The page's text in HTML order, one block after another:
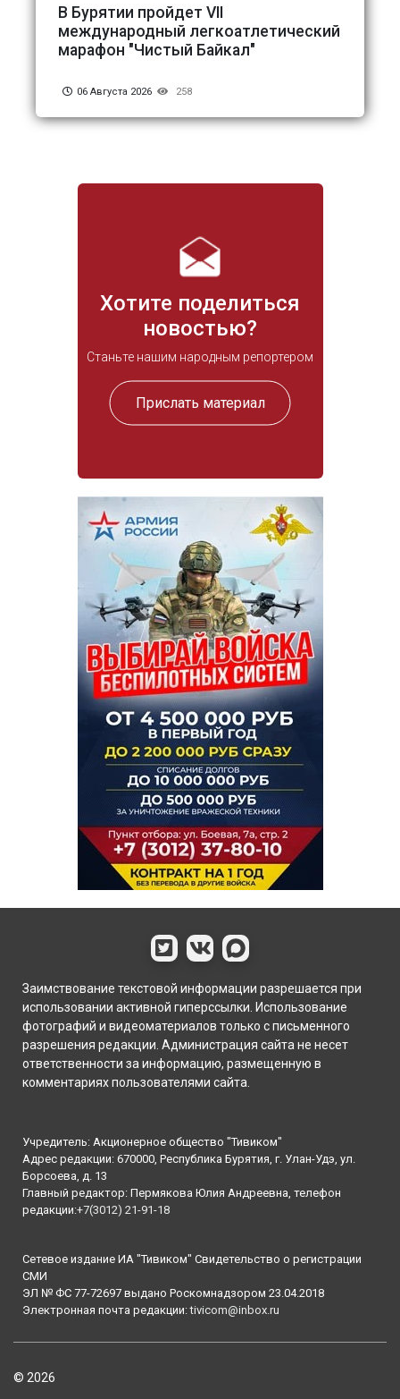
Хотите поделиться
новостью?
Станьте нашим народным репортером
Прислать материал
В Бурятии пройдет VII
международный легкоатлетический
марафон "Чистый Байкал"
06 Августа 2026 258
Заимствование текстовой информации разрешается при
использовании активной гиперссылки. Использование
фотографий и видеоматериалов только с письменного
разрешения редакции. Администрация сайта не несет
ответственности за информацию, размещенную в
комментариях пользователями сайта.
Учредитель: Акционерное общество "Тивиком"
Адрес редакции: 670000, Республика Бурятия, г. Улан-Удэ, ул.
Борсоева, д. 13
Главный редактор: Пермякова Юлия Андреевна, телефон
редакции:+7(3012) 21-91-18
Сетевое издание ИА "Тивиком" Свидетельство о регистрации
СМИ
ЭЛ № ФС 77-72697 выдано Роскомнадзором 23.04.2018
Электронная почта редакции:tivicom@inbox.ru
© 2026